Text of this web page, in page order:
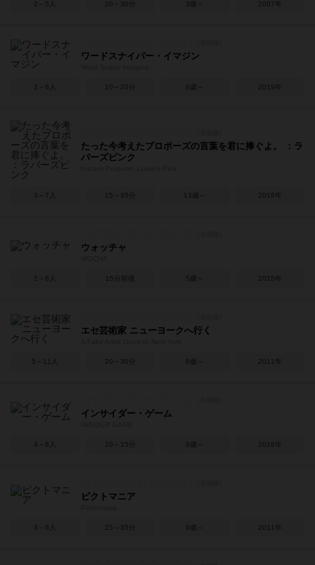
2～5人 20～30分 3歳～ 2007年
ワードスナイパー・イマジン
2～6人 10～20分 6歳～ 2019年
たった今考えたプロポーズの言葉を君に捧ぐよ。 ：ラ
バーズピンク
3～7人 15～35分 13歳～ 2019年
ウォッチャ
2～6人 15分前後 5歳～ 2015年
エセ芸術家 ニューヨークへ行く
5～11人 20～30分 8歳～ 2011年
インサイダー・ゲーム
4～8人 10～15分 9歳～ 2016年
ピクトマニア
3～6人 25～35分 9歳～ 2011年